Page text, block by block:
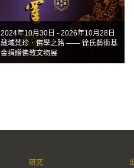
2024年10月30日 - 2026年10月28日
藏域梵珍．佛學之路 —— 徐氏藝術基
金捐贈佛教文物展
研究